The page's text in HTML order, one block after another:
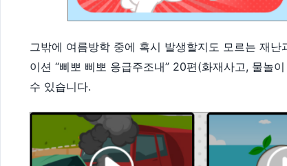
그밖에 여름방학 중에 혹시 발생할지도 모르는 재
이션 “삐뽀 삐뽀 응급주조내” 20편(화재사고, 물놀
수 있습니다.